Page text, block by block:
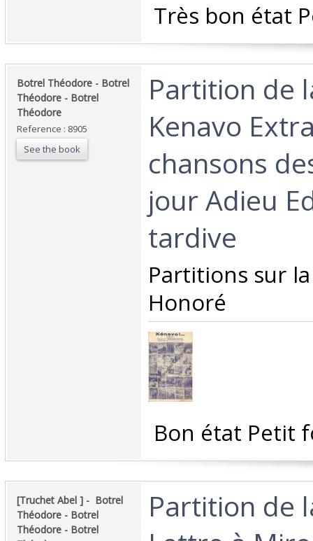
Très bon état
‎Botrel Théodore - Botrel
Théodore - Botrel
Théodore‎
Reference : 8905
See the book
‎Partition de
Kenavo
chansons
jour Adieu
tardive ‎
‎Partitions sur
Honoré ‎
Bon état Petit
‎[Truchet Abel ] - ‎ ‎Botrel
Théodore - Botrel
Théodore - Botrel
‎Partition de